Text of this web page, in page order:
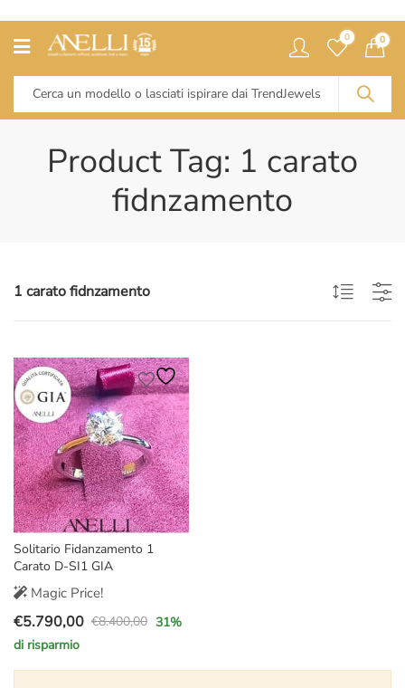
0 0
Product Tag: 1 carato
fidnzamento
1 carato fidnzamento
Solitario Fidanzamento 1
Carato D-SI1 GIA
Magic Price!
€8.400,00
Il
prezzo
originale
€5.790,00
Il
prezzo
attuale
31%
di risparmio